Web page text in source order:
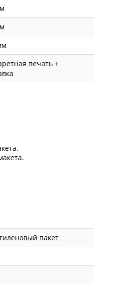
печать +
пакет